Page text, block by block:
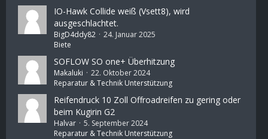
IO-Hawk Collide weiß (Vsett8), wird
ausgeschlachtet.
BigD4ddy82
24. Januar 2025
Biete
SOFLOW SO one+ Überhitzung
Makaluki
22. Oktober 2024
Reparatur & Technik Unterstützung
Reifendruck 10 Zoll Offroadreifen zu gering oder
beim Kugirin G2
Halvar
5. September 2024
Reparatur & Technik Unterstützung